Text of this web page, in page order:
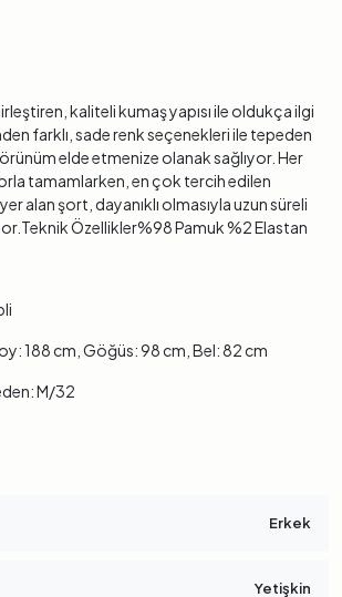
kaliteli kumaş yapısı ile oldukça ilgi
farklı, sade renk seçenekleri ile tepeden
elde etmenize olanak sağlıyor. Her
tamamlarken, en çok tercih edilen
alan şort, dayanıklı olmasıyla uzun süreli
Özellikler%98 Pamuk %2 Elastan
188 cm, Göğüs: 98 cm, Bel: 82 cm
M/32
Erkek
Yetişkin